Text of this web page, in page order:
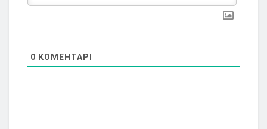
0 КОМЕНТАРІ